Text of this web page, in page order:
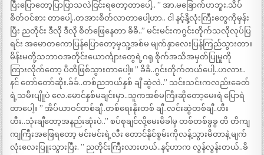
ပြီးပြောတော့ပြာပြာသလဲငြင်းရတော့တာပေါ့.. ” အာ.မခြောက်ပာဘူး.သိပ်
စိတ်ဝင်စား တာပေါ့..တအားစိတ်လာတာပေါ့ဟာ.. ငါ နင့်နို့လုံးကြီးတွေကိုမှန်း
ပြီး ညတိုင်း ဒီလို ဒီလို စိတ်ဖြေနေတာ ခိခိ..” မင်းမင်းကဂွင်းတိုက်သလိုလုပ်ပြ
ရင်း အမောတကောပြန်ပြောတော့မှသူ့အစ်မ မျက်နှာလေးပြန်ကြည်သွားတာ။
မိန်းမတို့သဘာဝအတိုင်းယောင်္ကျားတွေရဲ့ဂရု စိုက်အသိအမှတ်ပြုမှုကို
ကြားလိုက်တော့ ပီတိဖြစ်သွားတာပေါ့။ ” ခိခိ..ဂွင်းတိုက်တယ်ပေါ့..ဟလား..
နင် တော်တော်ဆိုး.ခ်ခ်..တစ်ညဘယ်နှစ် ချီ ဆွဲလဲ..” သင်းသင်းကလည်းခေတ်
ရဲ့သမီးပျိုုပဲ လေ.မောင်နှစ်မချင်းမှာ..သူကအစ်မကြီးဆိုတော့မေးရဲ ပြောရဲ
တာပေါ့။ ” အိပ်ယာဝင်တစ်ချီ..တစ်ရေးနိုးတစ် ချီ..လင်းဆွဲတစ်ချီ..ဟီး
ဟီး..သုံးချီတော့အနည်းဆုံးပဲ..” စပ်စုချင်လို့မေးမိခါမှ တစ်တစ်ခွခွ တိ တိကျ
ကျကြီးအဖြေရတော့ မင်းမင်းရဲ့လီး တောင်နိုင်စွမ်းကိုလန့်သွားမိတာနဲ့ မျက်
လုံးလေးပြူးသွားပြီး. ” ညတိုင်းကြီးလားဟယ်..နင့်ဟာက လွန်လွန်းတယ်..ခိ